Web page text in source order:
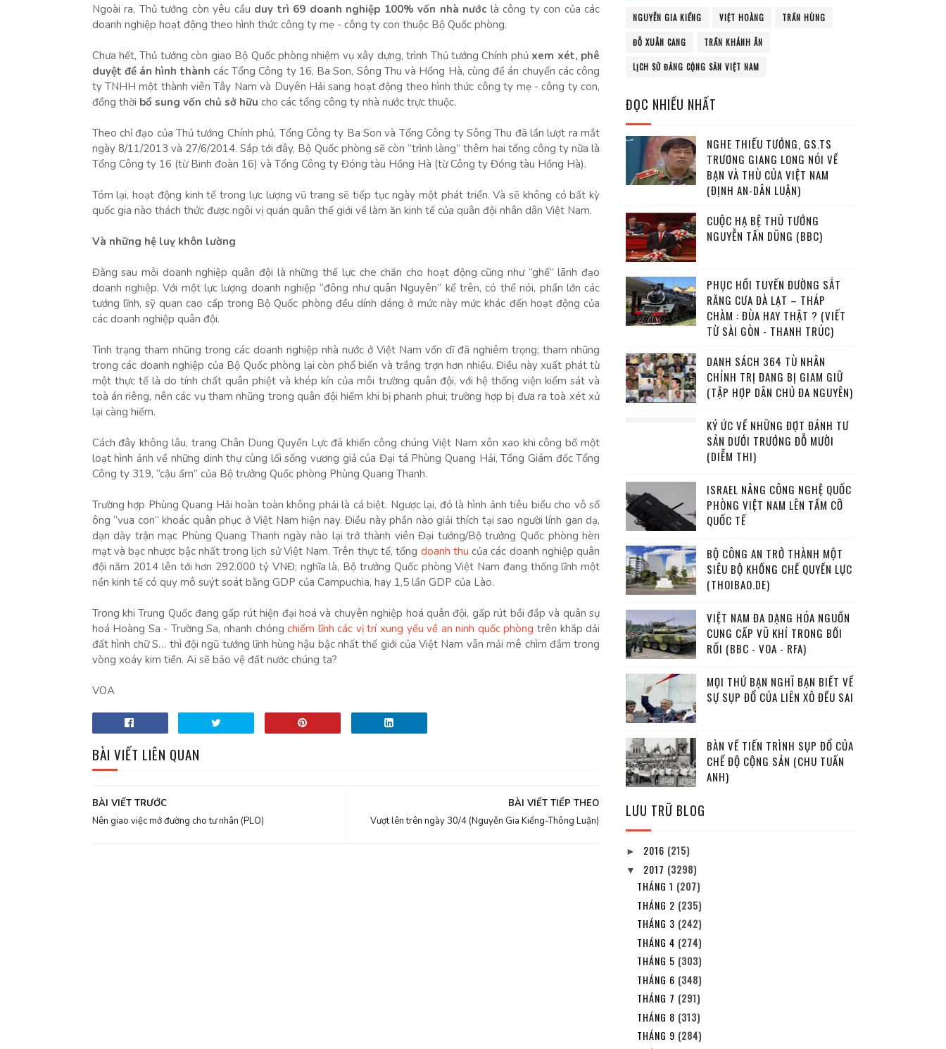
Ngoài ra, Thủ tướng còn yêu cầu duy trì 69 doanh nghiệp 100% vốn nhà nướclà công ty con của các
doanh nghiệp hoạt động theo hình thức công ty mẹ - công ty con thuộc Bộ Quốc phòng.
Chưa hết, Thủ tướng còn giao Bộ Quốc phòng nhiệm vụ xây dựng, trình Thủ tướng Chính phủ xem xét, phê
duyệt đề án hình thành các Tổng Công ty 16, Ba Son, Sông Thu và Hồng Hà, cùng đề án chuyển các công
ty TNHH một thành viên Tây Nam và Duyên Hải sang hoạt động theo hình thức công ty mẹ - công ty con,
đồng thời bổ sung vốn chủ sở hữu cho các tổng công ty nhà nước trực thuộc.
Theo chỉ đạo của Thủ tướng Chính phủ, Tổng Công ty Ba Son và Tổng Công ty Sông Thu đã lần lượt ra mắt
ngày 8/11/2013 và 27/6/2014. Sắp tới đây, Bộ Quốc phòng sẽ còn “trình làng” thêm hai tổng công ty nữa là
Tổng Công ty 16 (từ Binh đoàn 16) và Tổng Công ty Đóng tàu Hồng Hà (từ Công ty Đóng tàu Hồng Hà).
Tóm lại, hoạt động kinh tế trong lực lượng vũ trang sẽ tiếp tục ngày một phát triển. Và sẽ không có bất kỳ
quốc gia nào thách thức được ngôi vị quán quân thế giới về làm ăn kinh tế của quân đội nhân dân Việt Nam.
Và những hệ luỵ khôn lường
Đằng sau mỗi doanh nghiệp quân đội là những thế lực che chắn cho hoạt động cũng như “ghế” lãnh đạo
doanh nghiệp. Với một lực lượng doanh nghiệp “đông như quân Nguyên” kể trên, có thể nói, phần lớn các
tướng lĩnh, sỹ quan cao cấp trong Bộ Quốc phòng đều dính dáng ở mức này mức khác đến hoạt động của
các doanh nghiệp quân đội.
Tình trạng tham nhũng trong các doanh nghiệp nhà nước ở Việt Nam vốn dĩ đã nghiêm trọng; tham nhũng
trong các doanh nghiệp của Bộ Quốc phòng lại còn phổ biến và trắng trợn hơn nhiều. Điều này xuất phát từ
một thực tế là do tính chất quân phiệt và khép kín của môi trường quân đội, với hệ thống viện kiểm sát và
toà án riêng, nên các vụ tham nhũng trong quân đội hiếm khi bị phanh phui; trường hợp bị đưa ra toà xét xử
lại càng hiếm.
Cách đây không lâu, trang Chân Dung Quyền Lực đã khiến công chúng Việt Nam xôn xao khi công bố một
loạt hình ảnh về những dinh thự cùng lối sống vương giả của Đại tá Phùng Quang Hải, Tổng Giám đốc Tổng
Công ty 319, “cậu ấm” của Bộ trưởng Quốc phòng Phùng Quang Thanh.
Trường hợp Phùng Quang Hải hoàn toàn không phải là cá biệt. Ngược lại, đó là hình ảnh tiêu biểu cho vô số
ông “vua con” khoác quân phục ở Việt Nam hiện nay. Điều này phần nào giải thích tại sao người lính gan dạ,
dạn dày trận mạc Phùng Quang Thanh ngày nào lại trở thành viên Đại tướng/Bộ trưởng Quốc phòng hèn
mạt và bạc nhược bậc nhất trong lịch sử Việt Nam. Trên thực tế, tổng doanh thu của các doanh nghiệp quân
đội năm 2014 lên tới hơn 292.000 tỷ VNĐ; nghĩa là, Bộ trưởng Quốc phòng Việt Nam đang thống lĩnh một
nền kinh tế có quy mô suýt soát bằng GDP của Campuchia, hay 1,5 lần GDP của Lào.
Trong khi Trung Quốc đang gấp rút hiện đại hoá và chuyên nghiệp hoá quân đội, gấp rút bồi đắp và quân sự
hoá Hoàng Sa - Trường Sa, nhanh chóngchiếm lĩnh các vị trí xung yếu về an ninh quốc phòng trên khắp dải
đất hình chữ S… thì đội ngũ tướng lĩnh hùng hậu bậc nhất thế giới của Việt Nam vẫn mải mê chìm đắm trong
vòng xoáy kim tiền. Ai sẽ bảo vệ đất nước chúng ta?
VOA
BÀI VIẾT LIÊN QUAN
BÀI VIẾT TIẾP THEO
Vượt lên trên ngày 30/4 (Nguyễn Gia Kiểng-Thông Luận)
BÀI VIẾT TRƯỚC
Nên giao việc mở đường cho tư nhân (PLO)
NGUYỄN GIA KIỂNG VIỆT HOÀNG TRẦN HÙNG
ĐỖ XUÂN CANG TRẦN KHÁNH ÂN
LỊCH SỬ ĐẢNG CỘNG SẢN VIỆT NAM
ĐỌC NHIỀU NHẤT
NGHE THIẾU TƯỚNG, GS.TS
TRƯƠNG GIANG LONG NÓI VỀ
BẠN VÀ THÙ CỦA VIỆT NAM
(ĐỊNH AN-DÂN LUẬN)
CUỘC HẠ BỆ THỦ TƯỚNG
NGUYỄN TẤN DŨNG (BBC)
PHỤC HỒI TUYẾN ĐƯỜNG SẮT
RĂNG CƯA ĐÀ LẠT – THÁP
CHÀM : ĐÙA HAY THẬT ? (VIẾT
TỪ SÀI GÒN - THANH TRÚC)
DANH SÁCH 364 TÙ NHÂN
CHÍNH TRỊ ĐANG BỊ GIAM GIỮ
(TẬP HỢP DÂN CHỦ ĐA NGUYÊN)
KÝ ỨC VỀ NHỮNG ĐỢT ĐÁNH TƯ
SẢN DƯỚI TRƯỚNG ĐỖ MƯỜI
(DIỄM THI)
ISRAEL NÂNG CÔNG NGHỆ QUỐC
PHÒNG VIỆT NAM LÊN TẦM CỠ
QUỐC TẾ
BỘ CÔNG AN TRỞ THÀNH MỘT
SIÊU BỘ KHỐNG CHẾ QUYỀN LỰC
(THOIBAO.DE)
VIỆT NAM ĐA DẠNG HÓA NGUỒN
CUNG CẤP VŨ KHÍ TRONG BỐI
RỐI (BBC - VOA - RFA)
MỌI THỨ BẠN NGHĨ BẠN BIẾT VỀ
SỰ SỤP ĐỔ CỦA LIÊN XÔ ĐỀU SAI
BÀN VỀ TIẾN TRÌNH SỤP ĐỔ CỦA
CHẾ ĐỘ CỘNG SẢN (CHU TUẤN
ANH)
LƯU TRỮ BLOG
► 2016 (215)
▼ 2017 (3298)
THÁNG 1 (207)
THÁNG 2 (235)
THÁNG 3 (242)
THÁNG 4 (274)
THÁNG 5 (303)
THÁNG 6 (348)
THÁNG 7 (291)
THÁNG 8 (313)
THÁNG 9 (284)